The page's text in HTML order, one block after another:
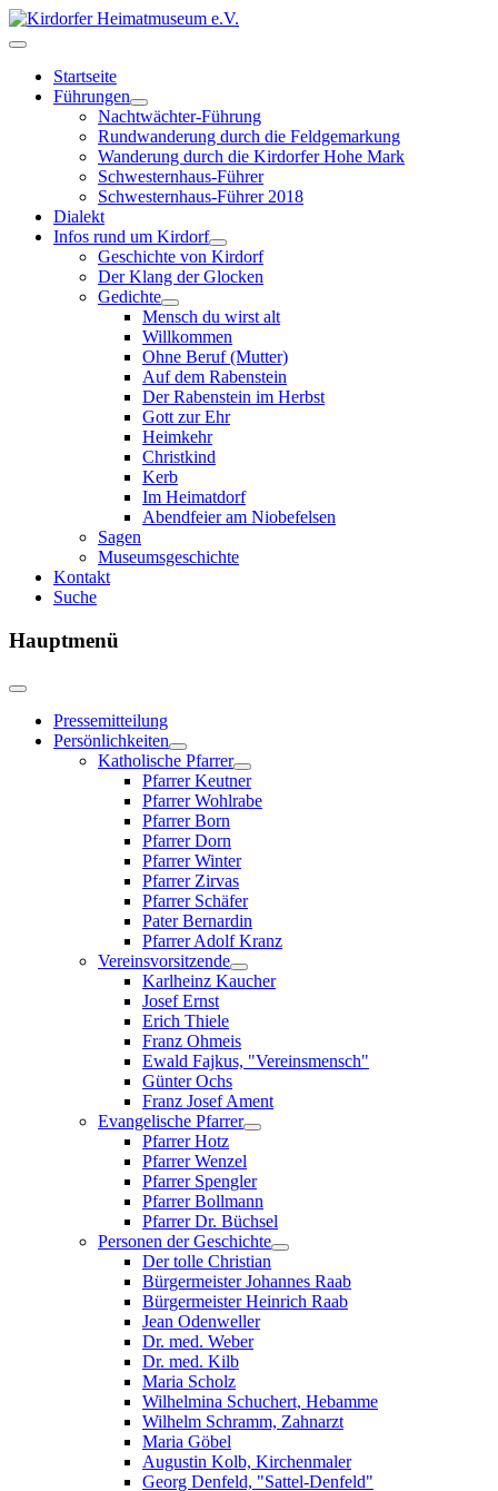
Startseite
Führungen
Nachtwächter-Führung
Rundwanderung durch die Feldgemarkung
Wanderung durch die Kirdorfer Hohe Mark
Schwesternhaus-Führer
Schwesternhaus-Führer 2018
Dialekt
Infos rund um Kirdorf
Geschichte von Kirdorf
Der Klang der Glocken
Gedichte
Mensch du wirst alt
Willkommen
Ohne Beruf (Mutter)
Auf dem Rabenstein
Der Rabenstein im Herbst
Gott zur Ehr
Heimkehr
Christkind
Kerb
Im Heimatdorf
Abendfeier am Niobefelsen
Sagen
Museumsgeschichte
Kontakt
Suche
Hauptmenü
Pressemitteilung
Persönlichkeiten
Katholische Pfarrer
Pfarrer Keutner
Pfarrer Wohlrabe
Pfarrer Born
Pfarrer Dorn
Pfarrer Winter
Pfarrer Zirvas
Pfarrer Schäfer
Pater Bernardin
Pfarrer Adolf Kranz
Vereinsvorsitzende
Karlheinz Kaucher
Josef Ernst
Erich Thiele
Franz Ohmeis
Ewald Fajkus, "Vereinsmensch"
Günter Ochs
Franz Josef Ament
Evangelische Pfarrer
Pfarrer Hotz
Pfarrer Wenzel
Pfarrer Spengler
Pfarrer Bollmann
Pfarrer Dr. Büchsel
Personen der Geschichte
Der tolle Christian
Bürgermeister Johannes Raab
Bürgermeister Heinrich Raab
Jean Odenweller
Dr. med. Weber
Dr. med. Kilb
Maria Scholz
Wilhelmina Schuchert, Hebamme
Wilhelm Schramm, Zahnarzt
Maria Göbel
Augustin Kolb, Kirchenmaler
Georg Denfeld, "Sattel-Denfeld"